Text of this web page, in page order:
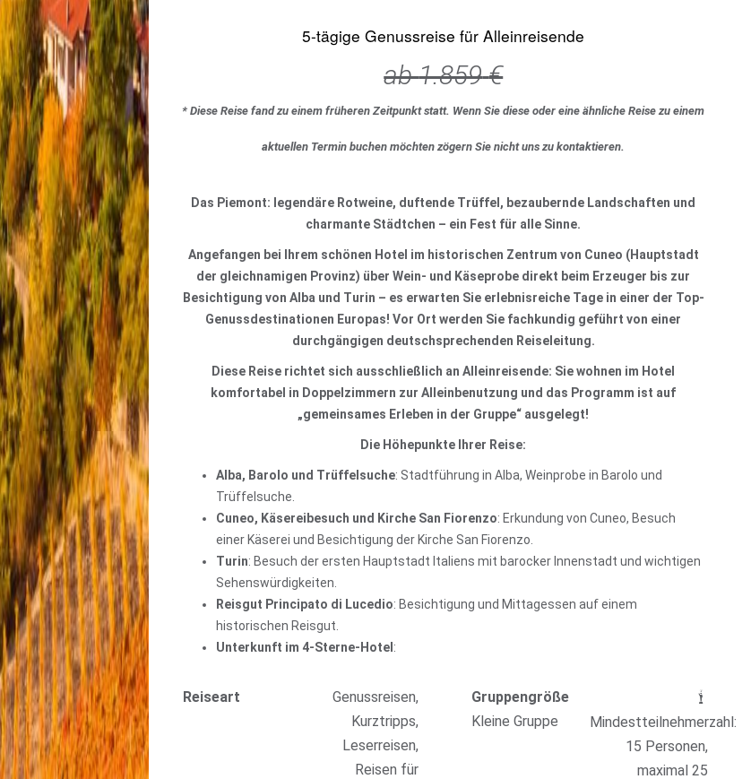
5-tägige Genussreise für Alleinreisende
ab1.859 €
* Diese Reise fand zu einem früheren Zeitpunkt statt. Wenn Sie diese oder eine ähnliche Reise zu einem
aktuellen Termin buchen möchten zögern Sie nicht uns zu kontaktieren.
Das Piemont: legendäre Rotweine, duftende Trüffel, bezaubernde Landschaften und
charmante Städtchen – ein Fest für alle Sinne.
Angefangen bei Ihrem schönen Hotel im historischen Zentrum von Cuneo (Hauptstadt
der gleichnamigen Provinz) über Wein- und Käseprobe direkt beim Erzeuger bis zur
Besichtigung von Alba und Turin – es erwarten Sie erlebnisreiche Tage in einer der Top-
Genussdestinationen Europas! Vor Ort werden Sie fachkundig geführt von einer
durchgängigen deutschsprechenden Reiseleitung.
Diese Reise richtet sich ausschließlich an Alleinreisende: Sie wohnen im Hotel
komfortabel in Doppelzimmern zur Alleinbenutzung und das Programm ist auf
„gemeinsames Erleben in der Gruppe“ ausgelegt!
Die Höhepunkte Ihrer Reise:
Alba, Barolo und Trüffelsuche: Stadtführung in Alba, Weinprobe in Barolo und
Trüffelsuche.
Cuneo, Käsereibesuch und Kirche San Fiorenzo: Erkundung von Cuneo, Besuch
einer Käserei und Besichtigung der Kirche San Fiorenzo.
Turin: Besuch der ersten Hauptstadt Italiens mit barocker Innenstadt und wichtigen
Sehenswürdigkeiten.
Reisgut Principato di Lucedio: Besichtigung und Mittagessen auf einem
historischen Reisgut.
Unterkunft im 4-Sterne-Hotel :
Reiseart
Genussreisen,
Kurztripps,
Leserreisen,
Reisen für
Gruppengröße
Kleine Gruppe
Mindestteilnehmerzahl:
15 Personen,
maximal 25